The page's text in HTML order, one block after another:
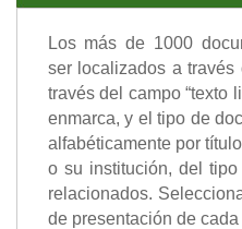
Los más de 1000
ser localizados a
través del campo “texto
enmarca, y el tipo de
alfabéticamente por
o su institución, del
relacionados.
de presentación de